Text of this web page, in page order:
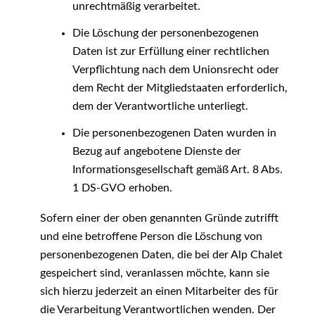
unrechtmäßig verarbeitet.
Die Löschung der personenbezogenen
Daten ist zur Erfüllung einer rechtlichen
Verpflichtung nach dem Unionsrecht oder
dem Recht der Mitgliedstaaten erforderlich,
dem der Verantwortliche unterliegt.
Die personenbezogenen Daten wurden in
Bezug auf angebotene Dienste der
Informationsgesellschaft gemäß Art. 8 Abs.
1 DS-GVO erhoben.
Sofern einer der oben genannten Gründe zutrifft
und eine betroffene Person die Löschung von
personenbezogenen Daten, die bei der Alp Chalet
gespeichert sind, veranlassen möchte, kann sie
sich hierzu jederzeit an einen Mitarbeiter des für
die Verarbeitung Verantwortlichen wenden. Der